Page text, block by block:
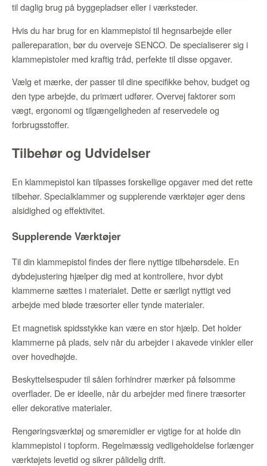
til daglig brug på byggepladser eller i værksteder.
Hvis du har brug for en klammepistol til hegnsarbejde eller
pallereparation, bør du overveje SENCO. De specialiserer sig i
klammepistoler med kraftig tråd, perfekte til disse opgaver.
Vælg et mærke, der passer til dine specifikke behov, budget og
den type arbejde, du primært udfører. Overvej faktorer som
vægt, ergonomi og tilgængeligheden af reservedele og
forbrugsstoffer.
Tilbehør og Udvidelser
En klammepistol kan tilpasses forskellige opgaver med det rette
tilbehør. Specialklammer og supplerende værktøjer øger dens
alsidighed og effektivitet.
Supplerende Værktøjer
Til din klammepistol findes der flere nyttige tilbehørsdele. En
dybdejustering hjælper dig med at kontrollere, hvor dybt
klammerne sættes i materialet. Dette er særligt nyttigt ved
arbejde med bløde træsorter eller tynde materialer.
Et magnetisk spidsstykke kan være en stor hjælp. Det holder
klammerne på plads, selv når du arbejder i akavede vinkler eller
over hovedhøjde.
Beskyttelsespuder til sålen forhindrer mærker på følsomme
overflader. De er ideelle, når du arbejder med finere træsorter
eller dekorative materialer.
Rengøringsværktøj og smøremidler er vigtige for at holde din
klammepistol i topform. Regelmæssig vedligeholdelse forlænger
værktøjets levetid og sikrer pålidelig drift.